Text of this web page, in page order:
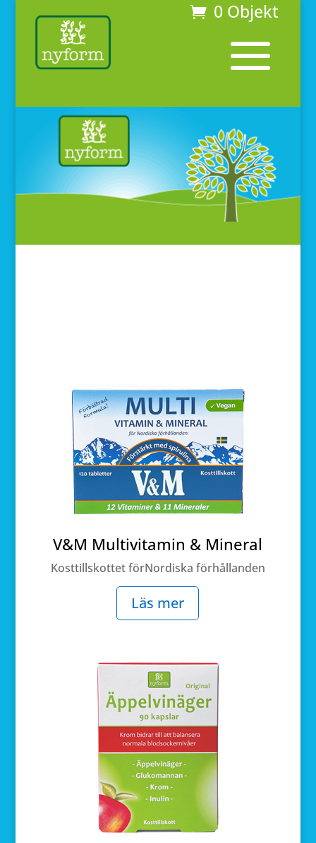
0 Objekt
V&M Multivitamin & Mineral
Kosttillskottet förNordiska förhållanden
Läs mer